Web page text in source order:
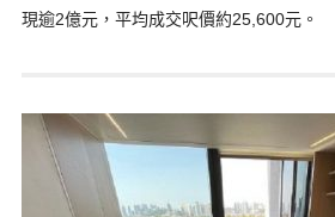
現逾2億元，平均成交呎價約25,600元。